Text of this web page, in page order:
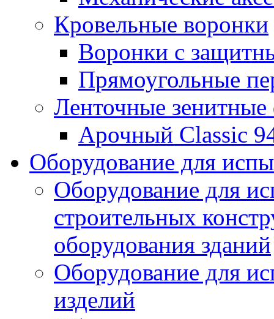
Кровельные воронки
Воронки с
Прямоугольные
Ленточные
Арочный Classic
Оборудование для
Оборудование для
строительных
оборудования зданий
Оборудование для
изделий